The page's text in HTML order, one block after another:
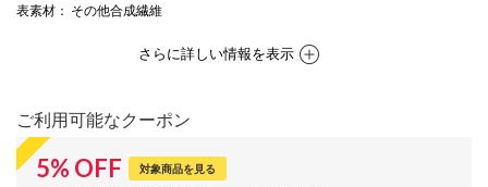
表素材 ： その他合成繊維
さらに詳しい情報を表示
ご利用可能なクーポン
5% OFF 対象商品を見る